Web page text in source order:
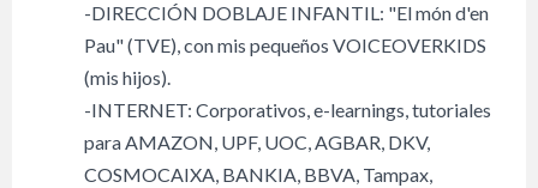
-DIRECCIÓN DOBLAJE INFANTIL: "El món d'en
Pau" (TVE), con mis pequeños VOICEOVERKIDS
(mis hijos).
-INTERNET: Corporativos, e-learnings, tutoriales
para AMAZON, UPF, UOC, AGBAR, DKV,
COSMOCAIXA, BANKIA, BBVA, Tampax,